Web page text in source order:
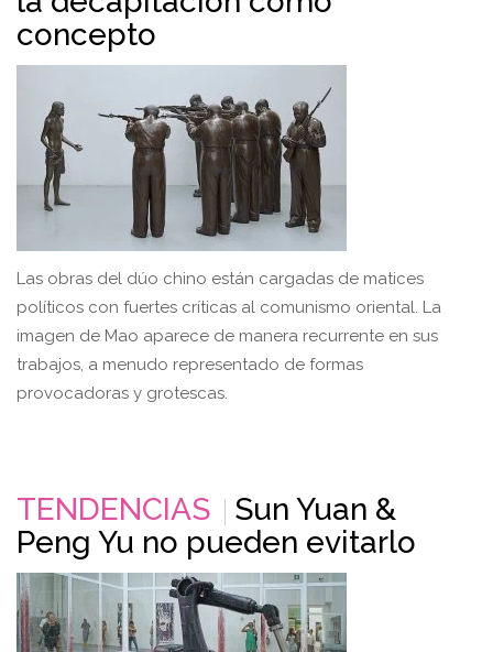
concepto
Las obras del dúo chino están cargadas de matices
políticos con fuertes críticas al comunismo oriental. La
imagen de Mao aparece de manera recurrente en sus
trabajos, a menudo representado de formas
provocadoras y grotescas.
TENDENCIAS
Sun Yuan &
Peng Yu no pueden evitarlo